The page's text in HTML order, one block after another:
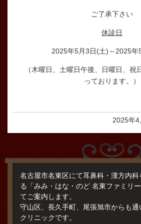
ご了承下さい
休診日
2025年5月3日(土)～2025年
（木曜日、土曜日午後、日曜日、祝
っております。）
2025年4
名古屋市名東区にて耳鼻科・漢方内
る「みみ・はな・のど 名東ファミリ
てご案内します。
守山区、長久手町、尾張旭市からも
クリニックです。